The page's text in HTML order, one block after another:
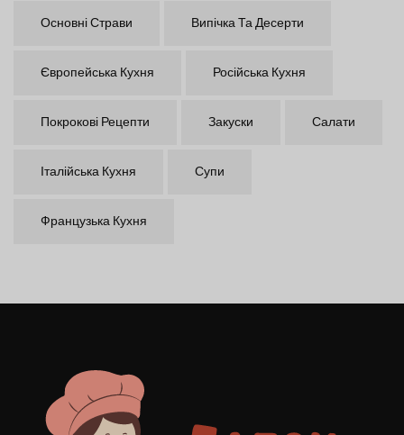
Основні Страви Випічка Та Десерти
Європейська Кухня Російська Кухня
Покрокові Рецепти Закуски Салати
Італійська Кухня Супи
Французька Кухня